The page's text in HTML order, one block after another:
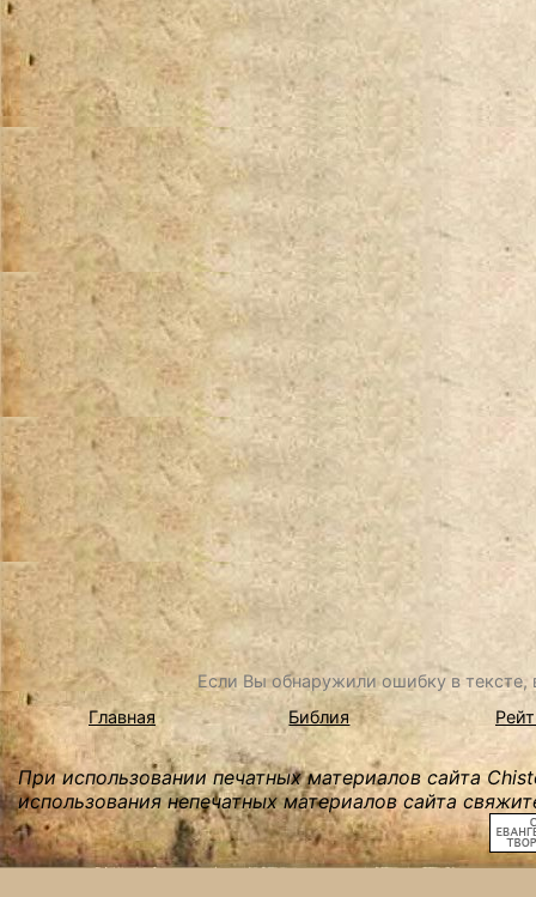
Если Вы обнаружили ошибку в
Главная
Библия
При использовании печатных материалов сайта
использования непечатных материалов сайта